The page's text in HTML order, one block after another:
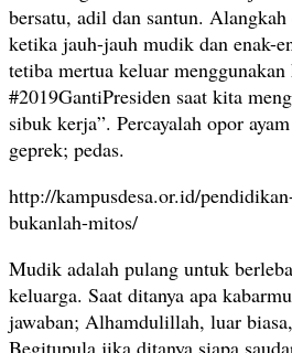
bersatu, adil dan santun.
ketika jauh-jauh mudik dan enak-
tetiba mertua keluar menggunakan
#2019GantiPresiden saat kita
sibuk kerja”. Percayalah opor
geprek; pedas.
http://kampusdesa.or.id/
bukanlah-mitos/
Mudik adalah pulang untuk
keluarga. Saat ditanya apa
jawaban; Alhamdulillah, luar
Begitupula jika ditanya siapa